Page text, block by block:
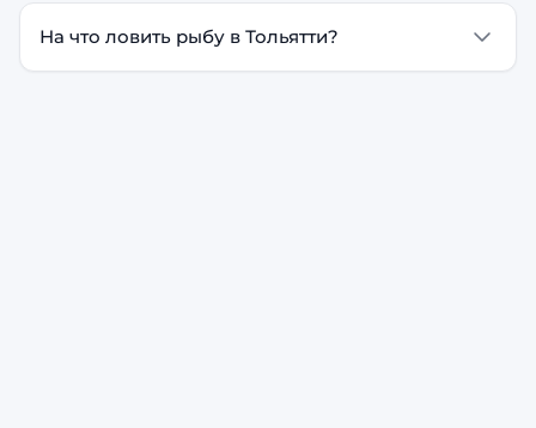
На что ловить рыбу в Тольятти?